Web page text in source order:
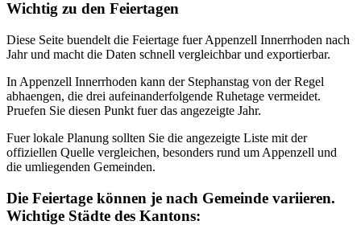
Wichtig zu den Feiertagen
Diese Seite buendelt die Feiertage fuer Appenzell Innerrhoden nach
Jahr und macht die Daten schnell vergleichbar und exportierbar.
In Appenzell Innerrhoden kann der Stephanstag von der Regel
abhaengen, die drei aufeinanderfolgende Ruhetage vermeidet.
Pruefen Sie diesen Punkt fuer das angezeigte Jahr.
Fuer lokale Planung sollten Sie die angezeigte Liste mit der
offiziellen Quelle vergleichen, besonders rund um Appenzell und
die umliegenden Gemeinden.
Die Feiertage können je nach Gemeinde variieren.
Wichtige Städte des Kantons: